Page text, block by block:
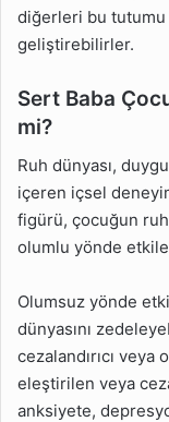
diğerleri bu
geliştirebilirler.
Sert Baba
mi?
Ruh dünyası,
içeren içsel
figürü, çocuğun
olumlu yönde
Olumsuz yönde
dünyasını
cezalandırıcı
eleştirilen veya
anksiyete,